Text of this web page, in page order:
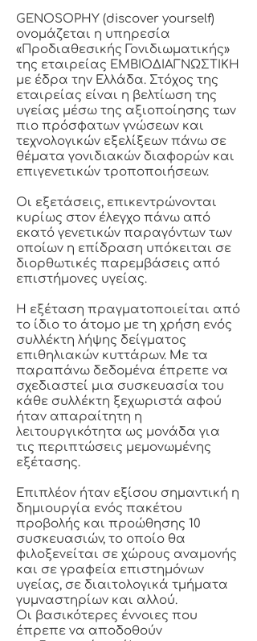
GENOSOPHY (discover yourself)
ονομάζεται η υπηρεσία
«Προδιαθεσικής Γονιδιωματικής»
της εταιρείας ΕΜΒΙΟΔΙΑΓΝΩΣΤΙΚΗ
με έδρα την Ελλάδα. Στόχος της
εταιρείας είναι η βελτίωση της
υγείας μέσω της αξιοποίησης των
πιο πρόσφατων γνώσεων και
τεχνολογικών εξελίξεων πάνω σε
θέματα γονιδιακών διαφορών και
επιγενετικών τροποποιήσεων.
Οι εξετάσεις, επικεντρώνονται
κυρίως στον έλεγχο πάνω από
εκατό γενετικών παραγόντων των
οποίων η επίδραση υπόκειται σε
διορθωτικές παρεμβάσεις από
επιστήμονες υγείας.
Η εξέταση πραγματοποιείται από
το ίδιο το άτομο με τη χρήση ενός
συλλέκτη λήψης δείγματος
επιθηλιακών κυττάρων. Με τα
παραπάνω δεδομένα έπρεπε να
σχεδιαστεί μια συσκευασία του
κάθε συλλέκτη ξεχωριστά αφού
ήταν απαραίτητη η
λειτουργικότητα ως μονάδα για
τις περιπτώσεις μεμονωμένης
εξέτασης.
Επιπλέον ήταν εξίσου σημαντική η
δημιουργία ενός πακέτου
προβολής και προώθησης 10
συσκευασιών, το οποίο θα
φιλοξενείται σε χώρους αναμονής
και σε γραφεία επιστημόνων
υγείας, σε διαιτολογικά τμήματα
γυμναστηρίων και αλλού.
Οι βασικότερες έννοιες που
έπρεπε να αποδοθούν